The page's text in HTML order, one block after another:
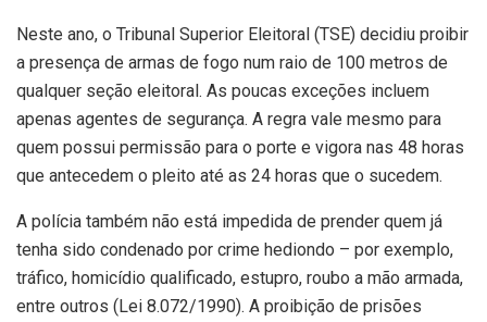
Neste ano, o Tribunal Superior Eleitoral (TSE) decidiu proibir
a presença de armas de fogo num raio de 100 metros de
qualquer seção eleitoral. As poucas exceções incluem
apenas agentes de segurança. A regra vale mesmo para
quem possui permissão para o porte e vigora nas 48 horas
que antecedem o pleito até as 24 horas que o sucedem.
A polícia também não está impedida de prender quem já
tenha sido condenado por crime hediondo – por exemplo,
tráfico, homicídio qualificado, estupro, roubo a mão armada,
entre outros (Lei 8.072/1990). A proibição de prisões